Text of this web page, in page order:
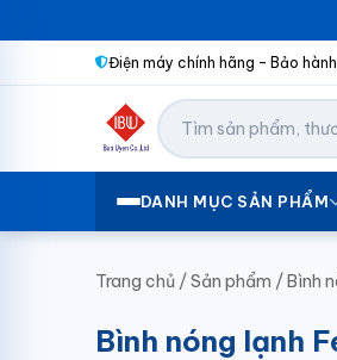
Điện máy chính hãng – Bảo
DANH MỤC SẢN PHẨM
Trang chủ /Sản phẩm /Bình
Bình nóng lạnh